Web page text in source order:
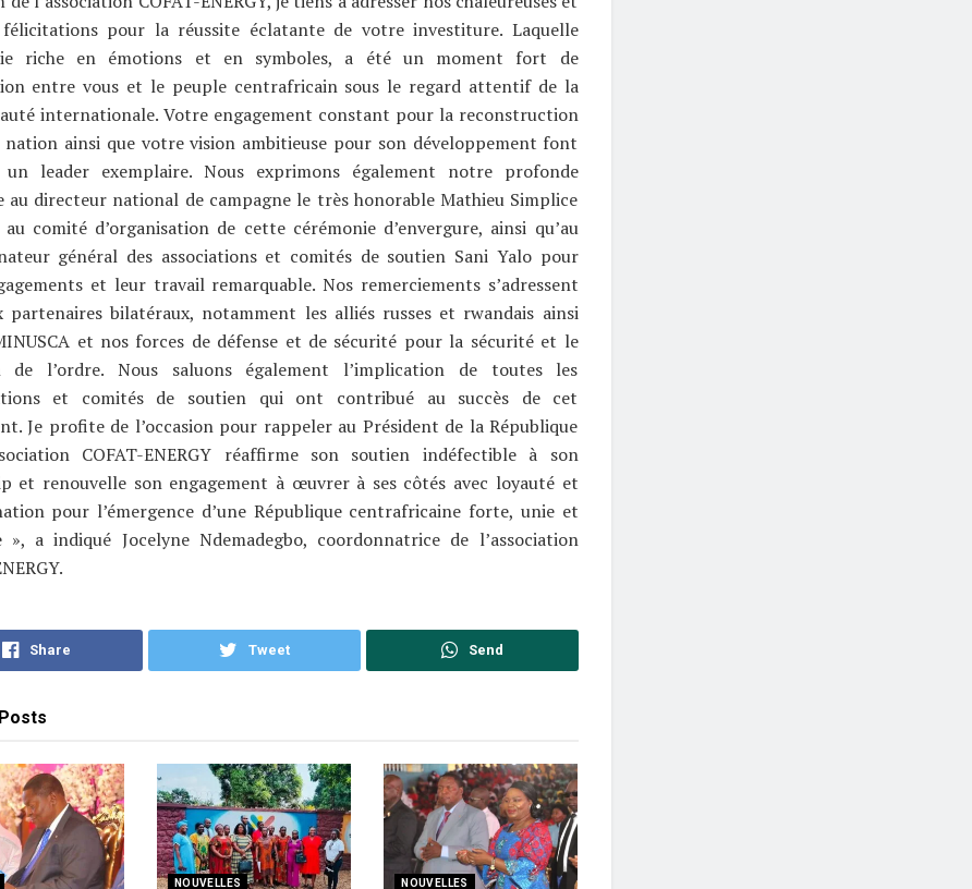
félicitations pour la réussite éclatante de votre investiture. Laquelle
riche en émotions et en symboles, a été un moment fort de
entre vous et le peuple centrafricain sous le regard attentif de la
internationale. Votre engagement constant pour la reconstruction
ainsi que votre vision ambitieuse pour son développement font
un leader exemplaire. Nous exprimons également notre profonde
au directeur national de campagne le très honorable Mathieu Simplice
au comité d’organisation de cette cérémonie d’envergure, ainsi qu’au
général des associations et comités de soutien Sani Yalo pour
et leur travail remarquable. Nos remerciements s’adressent
partenaires bilatéraux, notamment les alliés russes et rwandais ainsi
et nos forces de défense et de sécurité pour la sécurité et le
de l’ordre. Nous saluons également l’implication de toutes les
et comités de soutien qui ont contribué au succès de cet
Je profite de l’occasion pour rappeler au Président de la République
COFAT-ENERGY réaffirme son soutien indéfectible à son
et renouvelle son engagement à œuvrer à ses côtés avec loyauté et
pour l’émergence d’une République centrafricaine forte, unie et
», a indiqué Jocelyne Ndemadegbo, coordonnatrice de l’association
Share Tweet Send
Posts
NOUVELLES NOUVELLES